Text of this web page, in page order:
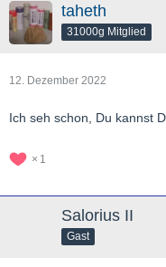
taheth
31000g Mitglied
12. Dezember 2022
Ich seh schon, Du kannst
1
Salorius II
Gast